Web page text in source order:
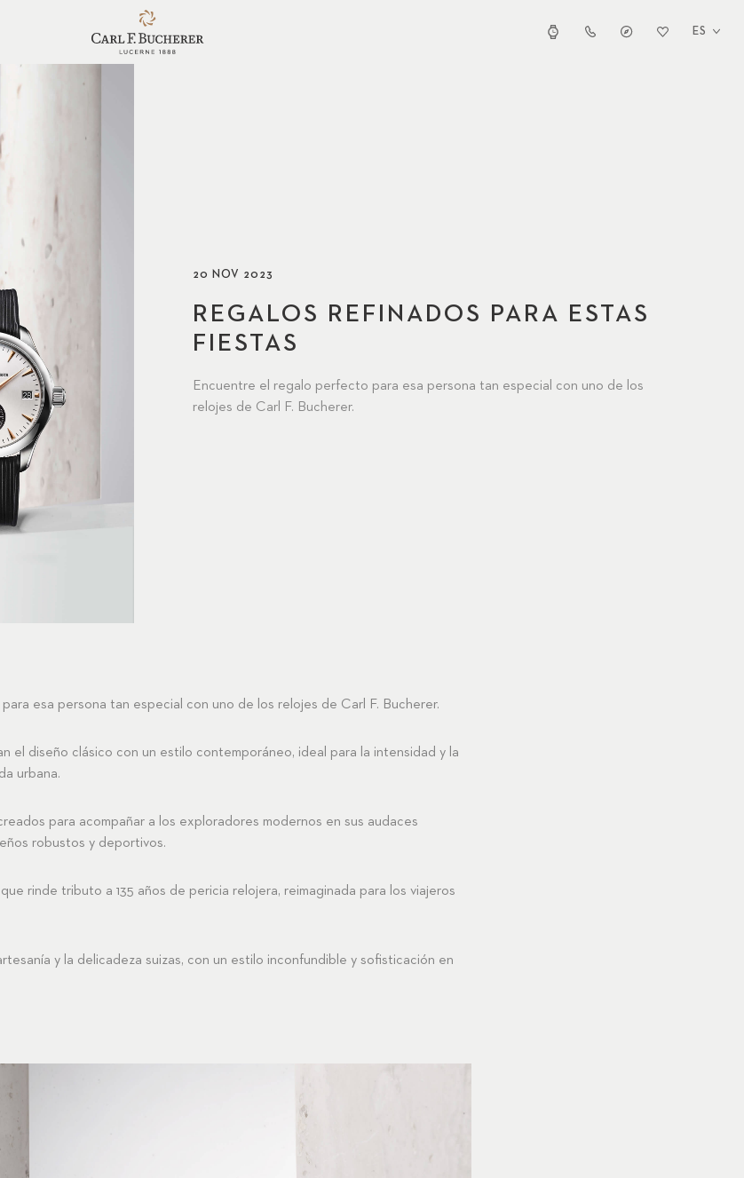
ES
20 NOV 2023
REGALOS REFINADOS PARA ESTAS
FIESTAS
Encuentre el regalo perfecto para esa persona tan especial con uno de los
relojes de Carl F. Bucherer.
esa persona tan especial con uno de los relojes de Carl F. Bucherer.
el diseño clásico con un estilo contemporáneo, ideal para la intensidad y la
urbana.
para acompañar a los exploradores modernos en sus audaces
robustos y deportivos.
rinde tributo a 135 años de pericia relojera, reimaginada para los viajeros
y la delicadeza suizas, con un estilo inconfundible y sofisticación en